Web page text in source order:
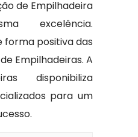
de Empilhadeira
excelência.
forma positiva das
Empilhadeiras. A
disponibiliza
para um